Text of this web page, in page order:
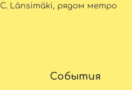
Länsimäki, рядом метро
События